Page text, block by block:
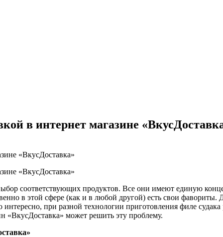
в интернет магазине
соответствующих продуктов. Все они имеют единую
в этой сфере (как и в любой другой) есть свои
при разной технологии приготовления филе
«ВкусДоставка» может решить эту проблему.